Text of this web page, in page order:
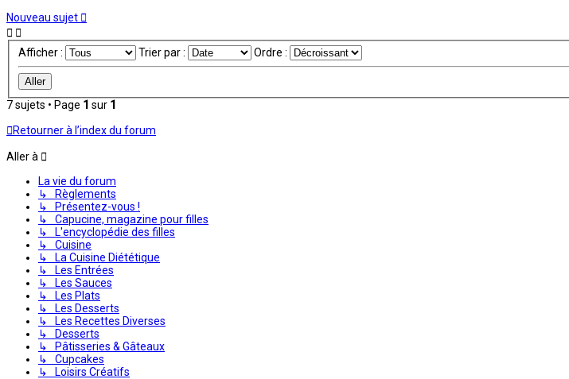
Nouveau sujet
Afficher : Trier par : Ordre :
7 sujets • Page 1 sur 1
Retourner à l’index du forum
Aller à
La vie du forum
↳ Règlements
↳ Présentez-vous !
↳ Capucine, magazine pour filles
↳ L'encyclopédie des filles
↳ Cuisine
↳ La Cuisine Diététique
↳ Les Entrées
↳ Les Sauces
↳ Les Plats
↳ Les Desserts
↳ Les Recettes Diverses
↳ Desserts
↳ Pâtisseries & Gâteaux
↳ Cupcakes
↳ Loisirs Créatifs